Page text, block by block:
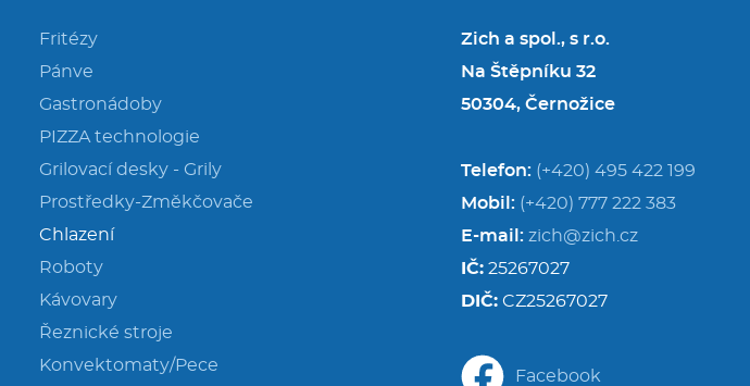
Fritézy
Pánve
Gastronádoby
PIZZA technologie
Grilovací desky - Grily
Prostředky-Změkčovače
Chlazení
Roboty
Kávovary
Řeznické stroje
Konvektomaty/Pece
Zich a spol., s r.o.
Na Štěpníku 32
50304, Černožice
Telefon: (+420) 495 422 199
Mobil: (+420) 777 222 383
E-mail: zich@zich.cz
IČ: 25267027
DIČ: CZ25267027
Facebook